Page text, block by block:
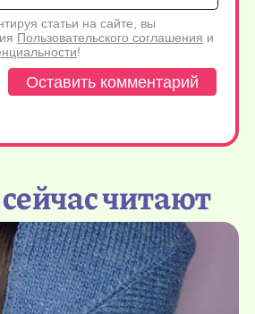
статьи на сайте, вы
Пользовательского соглашения и
!
читают